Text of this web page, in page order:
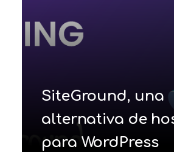
SiteGround, una
alternativa de
para WordPress